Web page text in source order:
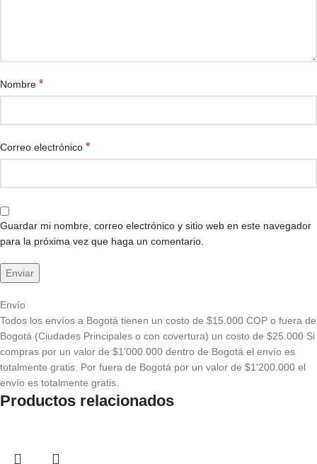
Nombre *
Correo electrónico *
Guardar mi nombre, correo electrónico y sitio web en este navegador
para la próxima vez que haga un comentario.
Envío
Todos los envíos a Bogotá tienen un costo de $15.000 COP o fuera de
Bogotá (Ciudades Principales o con covertura) un costo de $25.000 Si
compras por un valor de $1'000.000 dentro de Bogotá el envío es
totalmente gratis. Por fuera de Bogotá por un valor de $1'200.000 el
envío es totalmente gratis.
Productos relacionados